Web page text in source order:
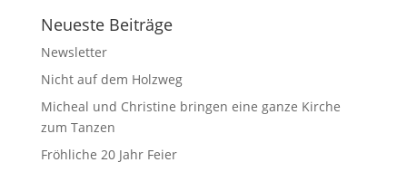
Neueste Beiträge
Newsletter
Nicht auf dem Holzweg
Micheal und Christine bringen eine ganze Kirche
zum Tanzen
Fröhliche 20 Jahr Feier